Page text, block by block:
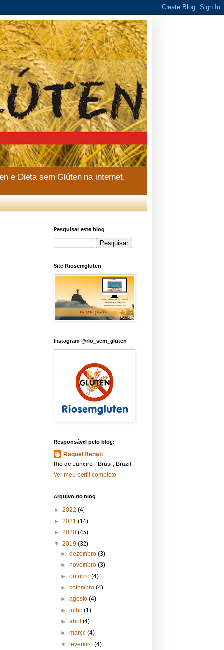
e Dieta sem Glúten na internet.
Pesquisar este blog
Site Riosemgluten
Instagram @rio_sem_gluten
Responsável pelo blog:
Raquel Benati
Rio de Janeiro - Brasil, Brazil
Ver meu perfil completo
Arquivo do blog
► 2022 (4)
► 2021 (14)
► 2020 (45)
▼ 2019 (32)
►dezembro(3)
►novembro(3)
►outubro(4)
►setembro(4)
►agosto(4)
►julho(1)
►abril(4)
►março(4)
▼fevereiro(4)